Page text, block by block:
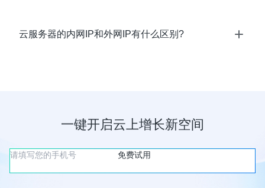
云服务器的内网IP和外网IP有什么区别?
一键开启云上增长新空间
免费试用